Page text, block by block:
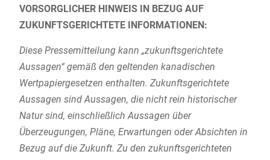
VORSORGLICHER HINWEIS IN BEZUG AUF
ZUKUNFTSGERICHTETE INFORMATIONEN:
Diese Pressemitteilung kann „zukunftsgerichtete
Aussagen“ gemäß den geltenden kanadischen
Wertpapiergesetzen enthalten. Zukunftsgerichtete
Aussagen sind Aussagen, die nicht rein historischer
Natur sind, einschließlich Aussagen über
Überzeugungen, Pläne, Erwartungen oder Absichten in
Bezug auf die Zukunft. Zu den zukunftsgerichteten